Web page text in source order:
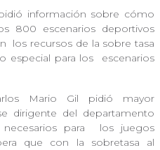
información sobre cómo
800 escenarios deportivos
los recursos de la sobre tasa
especial para los
escenarios
Mario Gil pidió mayor
dirigente del departamento
para
los juegos
que con la sobretasa al